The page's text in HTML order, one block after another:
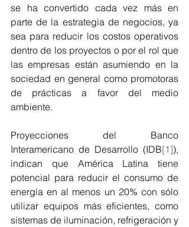
se ha convertido cada vez más en
parte de la estrategia de negocios, ya
sea para reducir los costos operativos
dentro de los proyectos o por el rol que
las empresas están asumiendo en la
sociedad en general como promotoras
de prácticas a favor del medio
ambiente.
Proyecciones del Banco
Interamericano de Desarrollo (IDB[1]),
indican que América Latina tiene
potencial para reducir el consumo de
energía en al menos un 20% con sólo
utilizar equipos más eficientes, como
sistemas de iluminación, refrigeración y